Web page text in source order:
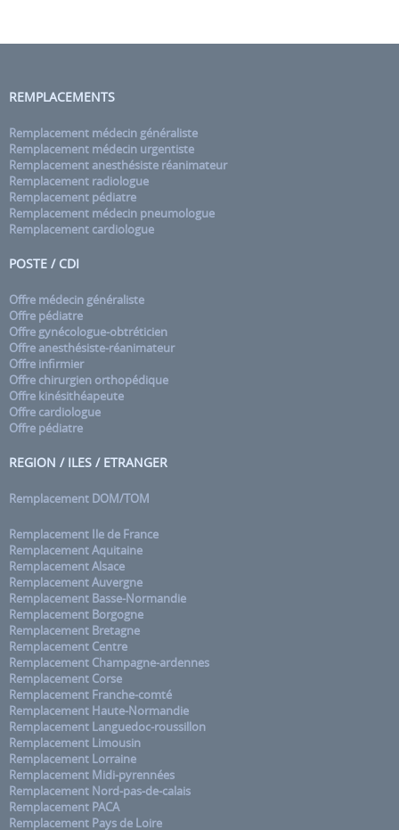
REMPLACEMENTS
Remplacement médecin généraliste
Remplacement médecin urgentiste
Remplacement anesthésiste réanimateur
Remplacement radiologue
Remplacement pédiatre
Remplacement médecin pneumologue
Remplacement cardiologue
POSTE / CDI
Offre médecin généraliste
Offre pédiatre
Offre gynécologue-obtréticien
Offre anesthésiste-réanimateur
Offre infirmier
Offre chirurgien orthopédique
Offre kinésithéapeute
Offre cardiologue
Offre pédiatre
REGION / ILES / ETRANGER
Remplacement DOM/TOM
Remplacement Ile de France
Remplacement Aquitaine
Remplacement Alsace
Remplacement Auvergne
Remplacement Basse-Normandie
Remplacement Borgogne
Remplacement Bretagne
Remplacement Centre
Remplacement Champagne-ardennes
Remplacement Corse
Remplacement Franche-comté
Remplacement Haute-Normandie
Remplacement Languedoc-roussillon
Remplacement Limousin
Remplacement Lorraine
Remplacement Midi-pyrennées
Remplacement Nord-pas-de-calais
Remplacement PACA
Remplacement Pays de Loire